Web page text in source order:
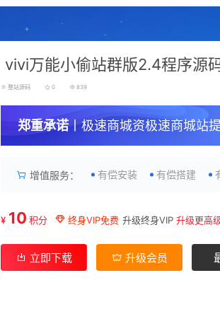
vivi万能小偷站群版2.4程序源
整站源码 0 839
郑重承诺丨极速商城资极速商城站
增值服务： 有偿安装 有偿搭建
¥ 10 积分 终身VIP免费 升级终身VIP 升级更高
立即下载 升级会员